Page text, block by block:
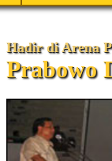
Hadir di Arena
Prabowo